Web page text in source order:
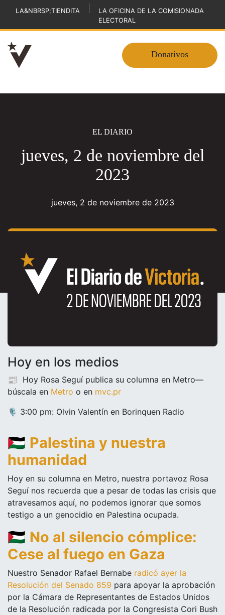
LA&NBRSP;TIENDITA
LA OFICINA DE LA COMISIONADA
ELECTORAL
Donativos
EL DIARIO
jueves, 2 de noviembre del
2023
jueves, 2 de noviembre de 2023
Hoy en los medios
📰 Hoy Rosa Seguí publica su columna en Metro—
búscala en Metro o en mvc.pr
🎙️ 3:00 pm: Olvin Valentín en Borinquen Radio
🇵🇸 Palestina y nuestra
humanidad
Hoy en su columna en Metro, nuestra portavoz Rosa
Seguí nos recuerda que a pesar de todas las crisis que
atravesamos aquí, no podemos ignorar que somos
testigo a un genocidio en Palestina ocupada.
🇵🇸 No al silencio cómplice:
Cese al fuego en Gaza
Nuestro Senador Rafael Bernabe radicó ayer la
Resolución del Senado 859 para apoyar la aprobación
por la Cámara de Representantes de Estados Unidos
de la Resolución radicada por la Congresista Cori Bush